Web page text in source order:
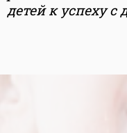
детей к успеху с